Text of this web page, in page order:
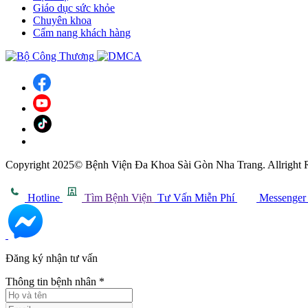
Giáo dục sức khỏe
Chuyên khoa
Cẩm nang khách hàng
Copyright 2025© Bệnh Viện Đa Khoa Sài Gòn Nha Trang. Allright
Hotline Tìm Bệnh Viện Tư Vấn Miễn Phí Messenger
Đăng ký nhận tư vấn
Thông tin bệnh nhân *